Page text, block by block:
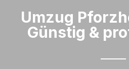
Umzug
Günstig &